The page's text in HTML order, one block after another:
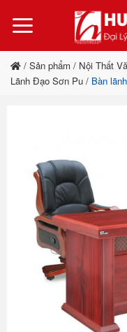
qua
dung
/ Sản phẩm / Nội Thất
Lãnh Đạo Sơn Pu / Bàn